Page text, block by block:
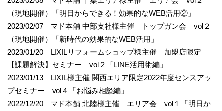
（現地開催）「明日からできる！効果的なWEB活用②」
2023/02/07 マド本舗 中部支社様主催 トップガン会 vol２
（現地開催）「新時代の効果的なWEB活用」
2023/01/20 LIXILリフォームショップ様主催 加盟店限定
【課題解決】セミナー vol２「LINE活用術編」
2023/01/13 LIXIL様主催 関西エリア限定2022年度センスアッ
プセミナー vol４「お悩み相談編」
2022/12/20 マド本舗 北陸様主催 エリア会 vol１「明日か